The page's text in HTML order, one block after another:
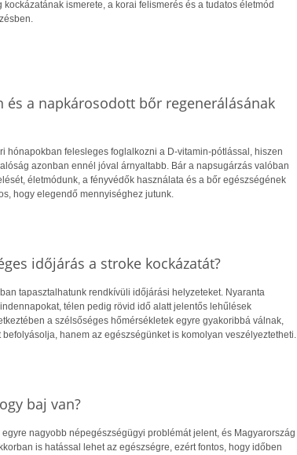
kockázatának ismerete, a korai felismerés és a tudatos életmód
a napkárosodott bőr regenerálásának
hónapokban felesleges foglalkozni a D-vitamin-pótlással, hiszen
azonban ennél jóval árnyaltabb. Bár a napsugárzás valóban
életmódunk, a fényvédők használata és a bőr egészségének
hogy elegendő mennyiséghez jutunk.
időjárás a stroke kockázatát?
tapasztalhatunk rendkívüli időjárási helyzeteket. Nyaranta
télen pedig rövid idő alatt jelentős lehűlések
a szélsőséges hőmérsékletek egyre gyakoribbá válnak,
hanem az egészségünket is komolyan veszélyeztetheti.
baj van?
nagyobb népegészségügyi problémát jelent, és Magyarország
is hatással lehet az egészségre, ezért fontos, hogy időben